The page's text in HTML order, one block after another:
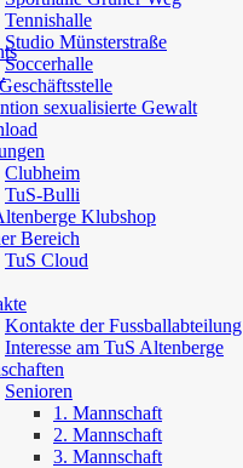
Tennishalle
Studio Münsterstraße
Soccerhalle
sexualisierte Gewalt
Clubheim
TuS-Bulli
Klubshop
Bereich
TuS Cloud
Kontakte der Fussballabteilung
Interesse am TuS Altenberge
Senioren
1. Mannschaft
2. Mannschaft
3. Mannschaft